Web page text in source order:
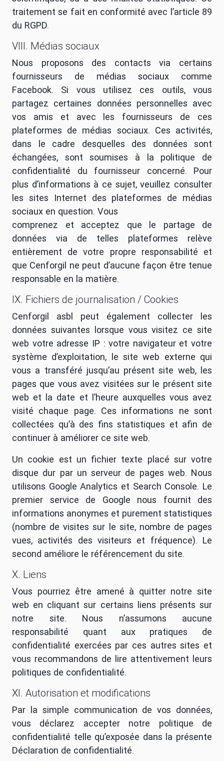
traitement se fait en conformité avec l’article 89
du RGPD.
VIII. Médias sociaux
Nous proposons des contacts via certains
fournisseurs de médias sociaux comme
Facebook. Si vous utilisez ces outils, vous
partagez certaines données personnelles avec
vos amis et avec les fournisseurs de ces
plateformes de médias sociaux. Ces activités,
dans le cadre desquelles des données sont
échangées, sont soumises à la politique de
confidentialité du fournisseur concerné. Pour
plus d’informations à ce sujet, veuillez consulter
les sites Internet des plateformes de médias
sociaux en question. Vous
comprenez et acceptez que le partage de
données via de telles plateformes relève
entièrement de votre propre responsabilité et
que Cenforgil ne peut d’aucune façon être tenue
responsable en la matière.
IX. Fichiers de journalisation / Cookies
Cenforgil asbl peut également collecter les
données suivantes lorsque vous visitez ce site
web votre adresse IP : votre navigateur et votre
système d’exploitation, le site web externe qui
vous a transféré jusqu’au présent site web, les
pages que vous avez visitées sur le présent site
web et la date et l’heure auxquelles vous avez
visité chaque page. Ces informations ne sont
collectées qu’à des fins statistiques et afin de
continuer à améliorer ce site web.
Un cookie est un fichier texte placé sur votre
disque dur par un serveur de pages web. Nous
utilisons Google Analytics et Search Console. Le
premier service de Google nous fournit des
informations anonymes et purement statistiques
(nombre de visites sur le site, nombre de pages
vues, activités des visiteurs et fréquence). Le
second améliore le référencement du site.
X. Liens
Vous pourriez être amené à quitter notre site
web en cliquant sur certains liens présents sur
notre site. Nous n’assumons aucune
responsabilité quant aux pratiques de
confidentialité exercées par ces autres sites et
vous recommandons de lire attentivement leurs
politiques de confidentialité.
XI. Autorisation et modifications
Par la simple communication de vos données,
vous déclarez accepter notre politique de
confidentialité telle qu’exposée dans la présente
Déclaration de confidentialité.